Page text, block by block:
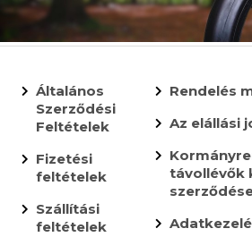
Általános
Szerződési
Feltételek
Fizetési
feltételek
Szállítási
feltételek
Rendelés
Az elállási